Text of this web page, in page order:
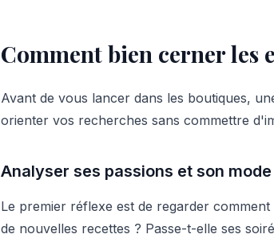
Comment bien cerner les
Avant de vous lancer dans les boutiques,
orienter vos recherches sans commettre
Analyser ses passions et son
Le premier réflexe est de regarder
de nouvelles recettes ? Passe-t-elle ses